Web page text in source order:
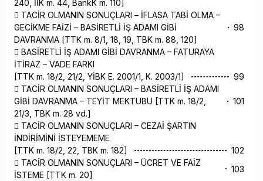
240, İİK m. 44, BankK m. 110]
 TACİR OLMANIN SONUÇLARI – İFLASA TABİ OLMA –
GECİKME FAİZİ – BASİRETLİ İŞ ADAMI GİBİ
DAVRANMA [TTK m. 8/1, 18, 19, TBK m. 88, 120]
98
 BASİRETLİ İŞ ADAMI GİBİ DAVRANMA – FATURAYA
İTİRAZ – VADE FARKI
[TTK m. 18/2, 21/2, YİBK E. 2001/1, K. 2003/1]
99
 TACİR OLMANIN SONUÇLARI – BASİRETLİ İŞ ADAMI
GİBİ DAVRANMA – TEYİT MEKTUBU [TTK m. 18/2,
21/3, TBK m. 28 vd.]
101
 TACİR OLMANIN SONUÇLARI – CEZAİ ŞARTIN
İNDİRİMİNİ İSTEYEMEME
[TTK m. 18/2, 22, TBK m. 182]
102
 TACİR OLMANIN SONUÇLARI – ÜCRET VE FAİZ
İSTEME [TTK m. 20]
103